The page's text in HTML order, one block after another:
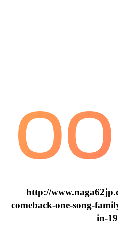
http://
comeback-one-song-
in-